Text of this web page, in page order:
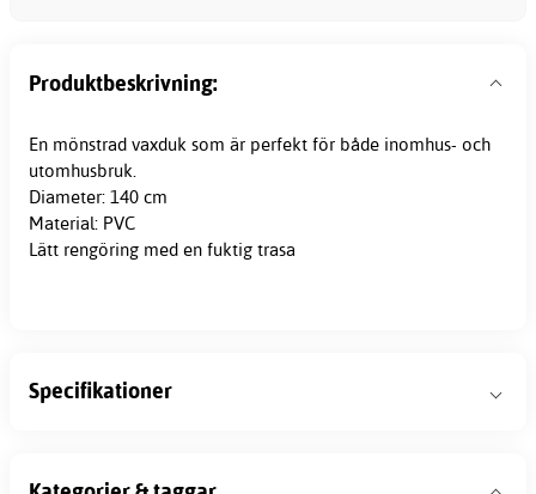
Produktbeskrivning:
En mönstrad vaxduk som är perfekt för både inomhus- och
utomhusbruk.
Diameter: 140 cm
Material: PVC
Lätt rengöring med en fuktig trasa
Specifikationer